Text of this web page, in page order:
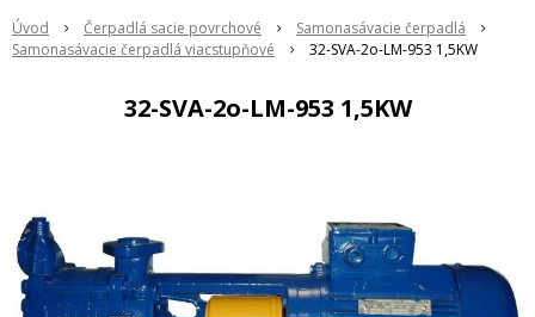
Úvod Čerpadlá sacie povrchové
Samonasávacie čerpadlá
Samonasávacie čerpadlá viacstupňové
32-SVA-2o-LM-953 1,5KW
32-SVA-2o-LM-953 1,5KW